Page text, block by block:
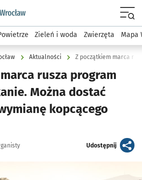
podserwis: Środowisko we
Zieleń i woda Zwierzęta Mapa
Aktualności
rusza program
Można dostać
kopcącego
Udostępnijartykuł